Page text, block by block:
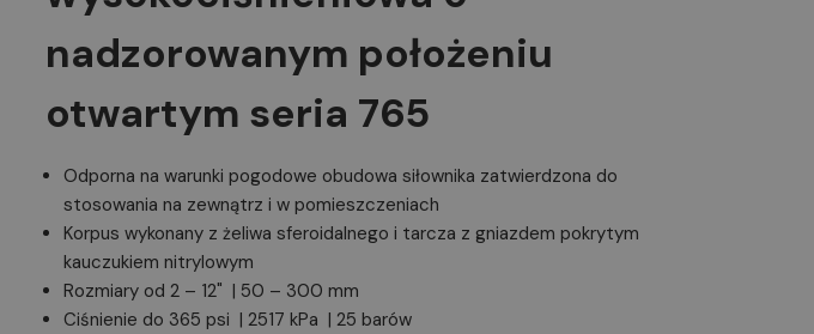
nadzorowanym położeniu
otwartym seria 765
Odporna na warunki pogodowe obudowa siłownika zatwierdzona do
stosowania na zewnątrz i w pomieszczeniach
Korpus wykonany z żeliwa sferoidalnego i tarcza z gniazdem pokrytym
kauczukiem nitrylowym
Rozmiary od 2 – 12" | 50 – 300 mm
Ciśnienie do 365 psi | 2517 kPa | 25 barów